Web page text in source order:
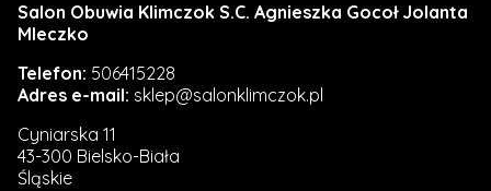
Salon Obuwia Klimczok S.C. Agnieszka Gocoł Jolanta
Mleczko
Telefon: 506415228
Adres e-mail: sklep@salonklimczok.pl
Cyniarska 11
43-300 Bielsko-Biała
Śląskie